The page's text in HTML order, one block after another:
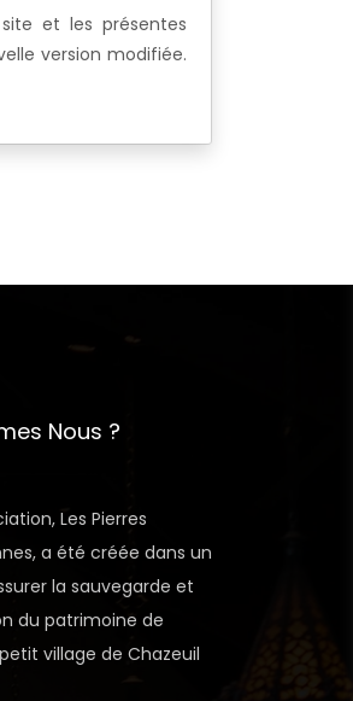
et les présentes
version modifiée.
Nous ?
Les Pierres
a été créée dans un
la sauvegarde et
du patrimoine de
village de Chazeuil